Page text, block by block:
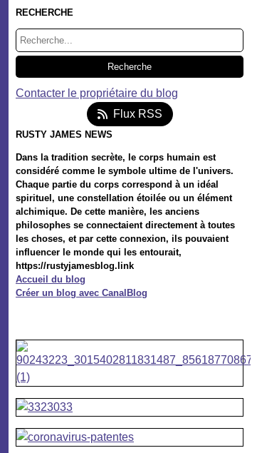
RECHERCHE
Contacter le propriétaire du blog
Flux RSS
RUSTY JAMES NEWS
Dans la tradition secrète, le corps humain est
considéré comme le symbole ultime de l'univers.
Chaque partie du corps correspond à un idéal
spirituel, une constellation étoilée ou un élément
alchimique. De cette manière, les anciens
philosophes se connectaient directement à toutes
les choses, et par cette connexion, ils pouvaient
influencer le monde qui les entourait,
https://rustyjamesblog.link
Accueil du blog
Créer un blog avec CanalBlog